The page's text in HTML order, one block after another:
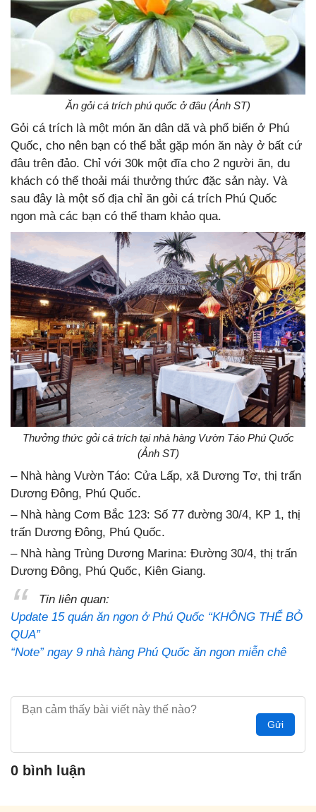
Ăn gỏi cá trích phú quốc ở đâu (Ảnh ST)
Gỏi cá trích là một món ăn dân dã và phổ biến ở Phú
Quốc, cho nên bạn có thể bắt gặp món ăn này ở bất cứ
đâu trên đảo. Chỉ với 30k một đĩa cho 2 người ăn, du
khách có thể thoải mái thưởng thức đặc sản này. Và
sau đây là một số địa chỉ ăn gỏi cá trích Phú Quốc
ngon mà các bạn có thể tham khảo qua.
Thưởng thức gỏi cá trích tại nhà hàng Vườn Táo Phú Quốc
(Ảnh ST)
– Nhà hàng Vườn Táo: Cửa Lấp, xã Dương Tơ, thị trấn
Dương Đông, Phú Quốc.
– Nhà hàng Cơm Bắc 123: Số 77 đường 30/4, KP 1, thị
trấn Dương Đông, Phú Quốc.
– Nhà hàng Trùng Dương Marina: Đường 30/4, thị trấn
Dương Đông, Phú Quốc, Kiên Giang.
Tin liên quan:
Update 15 quán ăn ngon ở Phú Quốc “KHÔNG THỂ BỎ
QUA”
“Note” ngay 9 nhà hàng Phú Quốc ăn ngon miễn chê
Gửi
0 bình luận